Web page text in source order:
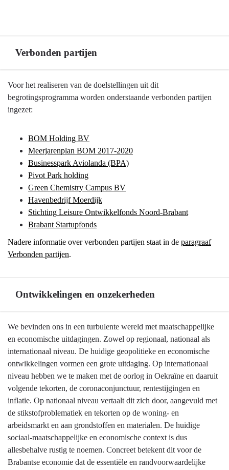
Verbonden partijen
Terug
naar
navigatie
Programma
Economie,
Talentontwikkeling
Verbonden
Voor het realiseren van de doelstellingen uit dit
begrotingsprogramma worden onderstaande verbonden partijen
ingezet:
BOM Holding BV
Meerjarenplan BOM 2017-2020
Businesspark Aviolanda (BPA)
Pivot Park holding
Green Chemistry Campus BV
Havenbedrijf Moerdijk
Stichting Leisure Ontwikkelfonds Noord-Brabant
Brabant Startupfonds
Nadere informatie over verbonden partijen staat in de paragraaf
Verbonden partijen.
Ontwikkelingen en onzekerheden
Terug
naar
navigatie
Programma
Economie,
Kennis
Talentontwikkeling
Ontwikkelingen
We bevinden ons in een turbulente wereld met maatschappelijke
en economische uitdagingen. Zowel op regionaal, nationaal als
internationaal niveau. De huidige geopolitieke en economische
ontwikkelingen vormen een grote uitdaging. Op internationaal
niveau hebben we te maken met de oorlog in Oekraïne en daaruit
volgende tekorten, de coronaconjunctuur, rentestijgingen en
inflatie. Op nationaal niveau vertaalt dit zich door, aangevuld met
de stikstofproblematiek en tekorten op de woning- en
arbeidsmarkt en aan grondstoffen en materialen. De huidige
sociaal-maatschappelijke en economische context is dus
allesbehalve rustig te noemen. Concreet betekent dit voor de
Brabantse economie dat de essentiële en randvoorwaardelijke